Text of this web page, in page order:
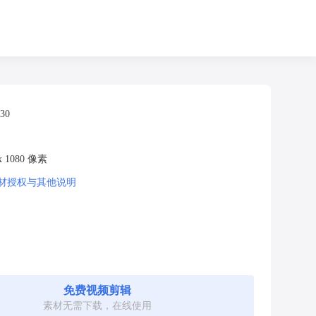
1080 像素
授权与其他说明
免费视频剪辑
素材无需下载，在线使用